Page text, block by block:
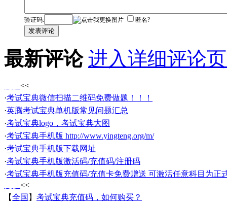
验证码: 匿名?
发表评论
最新评论 进入详细评论
<<
·考试宝典微信扫描二维码免费做题！！！
·英腾考试宝典单机版常见问题汇总
·考试宝典logo，考试宝典大图
·考试宝典手机版 http://www.yingteng.org/m/
·考试宝典手机版下载网址
·考试宝典手机版激活码/充值码/注册码
·考试宝典手机版充值码/充值卡免费赠送 可激活任意科目为正
<<
【全国 】 考试宝典充值码，如何购买？